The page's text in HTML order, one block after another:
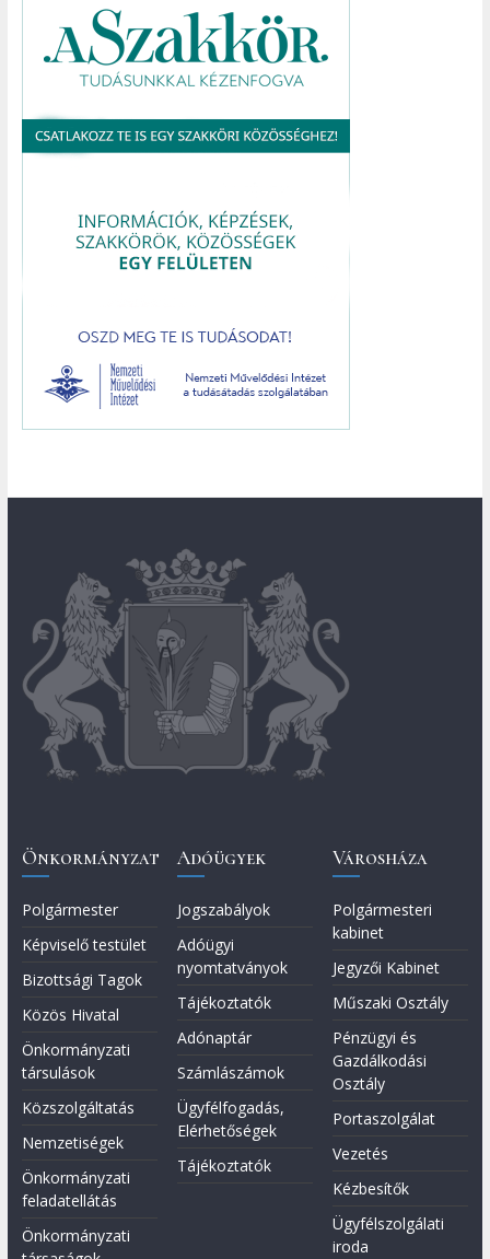
Önkormányzat
Polgármester
Képviselő testület
Bizottsági Tagok
Közös Hivatal
Önkormányzati
társulások
Közszolgáltatás
Nemzetiségek
Önkormányzati
feladatellátás
Önkormányzati
Adóügyek
Jogszabályok
Adóügyi
nyomtatványok
Tájékoztatók
Adónaptár
Számlászámok
Ügyfélfogadás,
Elérhetőségek
Tájékoztatók
Városháza
Polgármesteri
kabinet
Jegyzői Kabinet
Műszaki Osztály
Pénzügyi és
Gazdálkodási
Osztály
Portaszolgálat
Vezetés
Kézbesítők
Ügyfélszolgálati
iroda